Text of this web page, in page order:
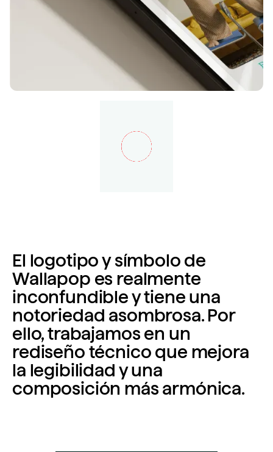
El logotipo y símbolo de
Wallapop es realmente
inconfundible y tiene una
notoriedad asombrosa. Por
ello, trabajamos en un
rediseño técnico que mejora
la legibilidad y una
composición más armónica.